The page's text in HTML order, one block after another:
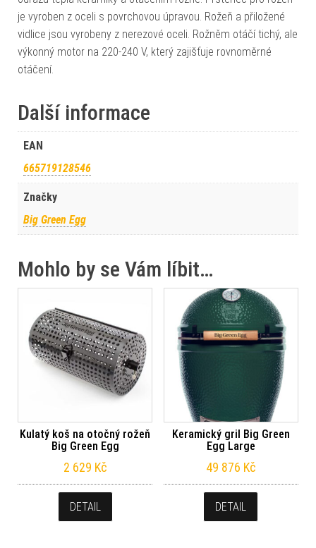
je vyroben z oceli s povrchovou úpravou. Rožeň a přiložené
vidlice jsou vyrobeny z nerezové oceli. Rožněm otáčí tichý, ale
výkonný motor na 220-240 V, který zajišťuje rovnoměrné
otáčení.
Další informace
EAN
665719128546
Značky
Big Green Egg
Mohlo by se Vám líbit…
Kulatý koš na otočný rožeň
Big Green Egg
2 629 Kč
DETAIL
Keramický gril Big Green
Egg Large
49 876 Kč
DETAIL